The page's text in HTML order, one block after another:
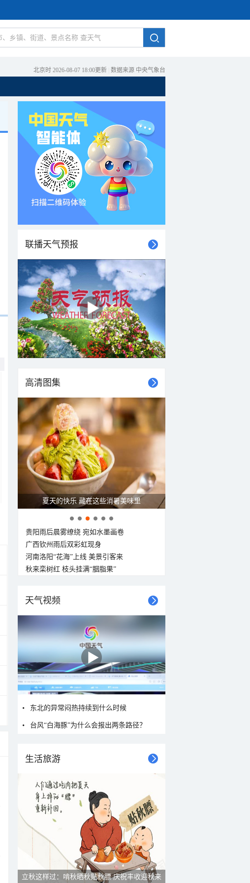
北京时 2026-08-07 18:00更新 数据来源 中央气象台
联播天气预报
高清图集
夏天的快乐 藏在这些消暑美味里
贵阳雨后晨雾缭绕 宛如水墨画卷
广西钦州雨后双彩虹现身
河南洛阳“花海”上线 美景引客来
秋来栾树红 枝头挂满“胭脂果”
天气视频
东北的异常闷热持续到什么时候
台风“白海豚”为什么会报出两条路径？
生活旅游
立秋这样过：啃秋晒秋贴秋膘 庆祝丰收迎秋来